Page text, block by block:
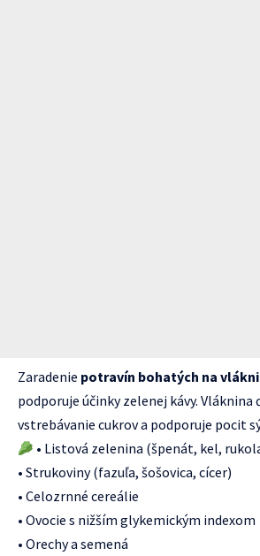
Zaradenie potravín bohatých na
podporuje účinky zelenej kávy. Vláknina
vstrebávanie cukrov a podporuje pocit
• Listová zelenina (špenát, kel,
• Strukoviny (fazuľa, šošovica, cícer)
• Celozrnné cereálie
• Ovocie s nižším glykemickým indexom
• Orechy a semená